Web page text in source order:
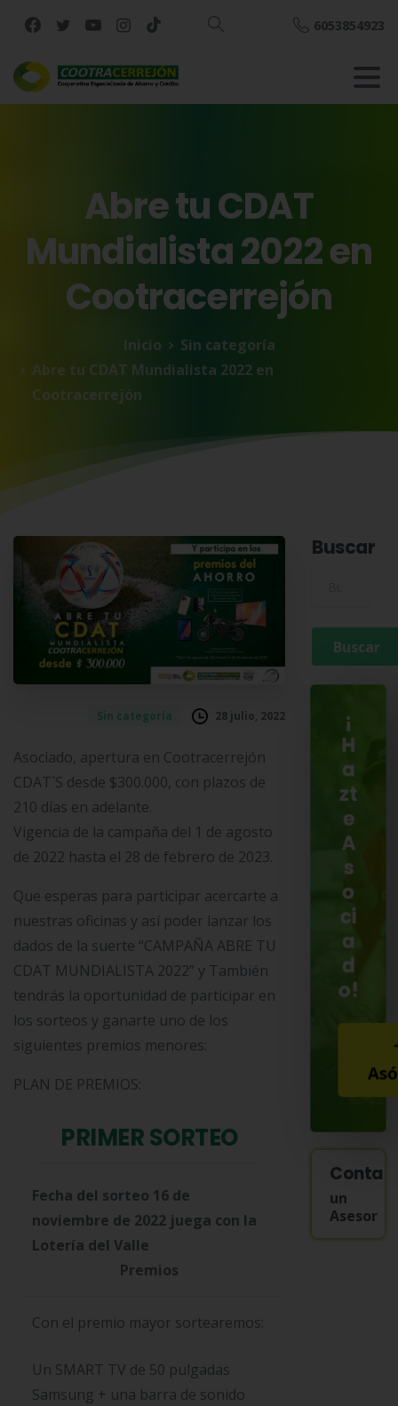
Buscar
6053854923
AbretuCDAT
Mundialista2022en
Cootracerrejón
Inicio
Sin categoría
Abre tu CDAT Mundialista 2022 en
Cootracerrejón
Sin categoría 28 julio, 2022
Asociado, apertura en Cootracerrejón
CDAT`S desde $300.000, con plazos de
210 días en adelante.
Vigencia de la campaña del 1 de agosto
de 2022 hasta el 28 de febrero de 2023.
Que esperas para participar acercarte a
nuestras oficinas y así poder lanzar los
dados de la suerte “CAMPAÑA ABRE TU
CDAT MUNDIALISTA 2022” y También
tendrás la oportunidad de participar en
los sorteos y ganarte uno de los
siguientes premios menores:
PLAN DE PREMIOS:
PRIMER SORTEO
Fecha del sorteo 16 de
noviembre de 2022 juega con la
Lotería del Valle
Premios
Con el premio mayor sortearemos:
Un SMART TV de 50 pulgadas
Samsung + una barra de sonido
Buscar
¡
H
a
zt
e
A
s
o
ci
a
d
o!
un
Asesor